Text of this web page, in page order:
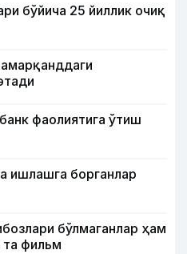
бўйича 25 йиллик очиқ
фаолиятига ўтиш
ишлашга борганлар
бўлмаганлар ҳам
та фильм